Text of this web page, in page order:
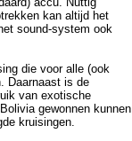
kan altijd het
sound-system ook
die voor alle (ook
Daarnaast is de
van exotische
gewonnen kunnen
kruisingen.